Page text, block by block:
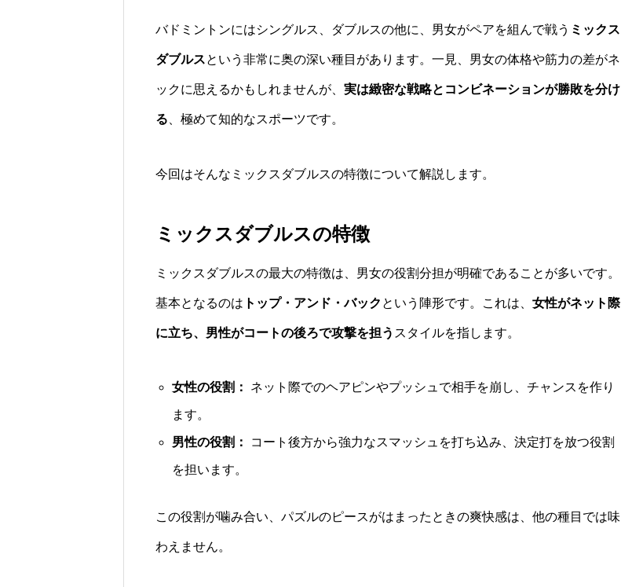
バドミントンにはシングルス、ダブルスの他に、男女がペアを組んで戦う ミックス
ダブルスという非常に奥の深い種目があります。一見、男女の体格や筋力の差がネ
ックに思えるかもしれませんが、 実は緻密な戦略とコンビネーションが勝敗を分け
る 、極めて知的なスポーツです。
今回はそんなミックスダブルスの特徴について解説します。
ミックスダブルスの特徴
ミックスダブルスの最大の特徴は、男女の役割分担が明確であることが多いです。
基本となるのは トップ・アンド・バック という陣形です。これは、 女性がネット際
に立ち、男性がコートの後ろで攻撃を担う スタイルを指します。
女性の役割： ネット際でのヘアピンやプッシュで相手を崩し、チャンスを作り
ます。
男性の役割： コート後方から強力なスマッシュを打ち込み、決定打を放つ役割
を担います。
この役割が噛み合い、パズルのピースがはまったときの爽快感は、他の種目では味
わえません。